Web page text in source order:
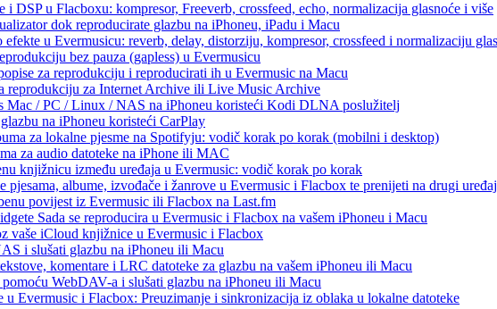
DSP u Flacboxu: kompresor, Freeverb, crossfeed, echo, normalizacija glasnoće i više
dok reproducirate glazbu na iPhoneu, iPadu i Macu
u Evermusicu: reverb, delay, distorziju, kompresor, crossfeed i normalizaciju
bez pauza (gapless) u Evermusicu
za reprodukciju i reproducirati ih u Evermusic na Macu
reprodukciju za Internet Archive ili Live Music Archive
Mac / PC / Linux / NAS na iPhoneu koristeći Kodi DLNA poslužitelj
na iPhoneu koristeći CarPlay
za lokalne pjesme na Spotifyju: vodič korak po korak (mobilni i desktop)
za audio datoteke na iPhone ili MAC
knjižnicu između uređaja u Evermusic: vodič korak po korak
albume, izvođače i žanrove u Evermusic i Flacbox te prenijeti na drugi uređaj
povijest iz Evermusic ili Flacbox na Last.fm
Sada se reproducira u Evermusic i Flacbox na vašem iPhoneu i Macu
vaše iCloud knjižnice u Evermusic i Flacbox
i slušati glazbu na iPhoneu ili Macu
komentare i LRC datoteke za glazbu na vašem iPhoneu ili Macu
WebDAV-a i slušati glazbu na iPhoneu ili Macu
Evermusic i Flacbox: Preuzimanje i sinkronizacija iz oblaka u lokalne datoteke